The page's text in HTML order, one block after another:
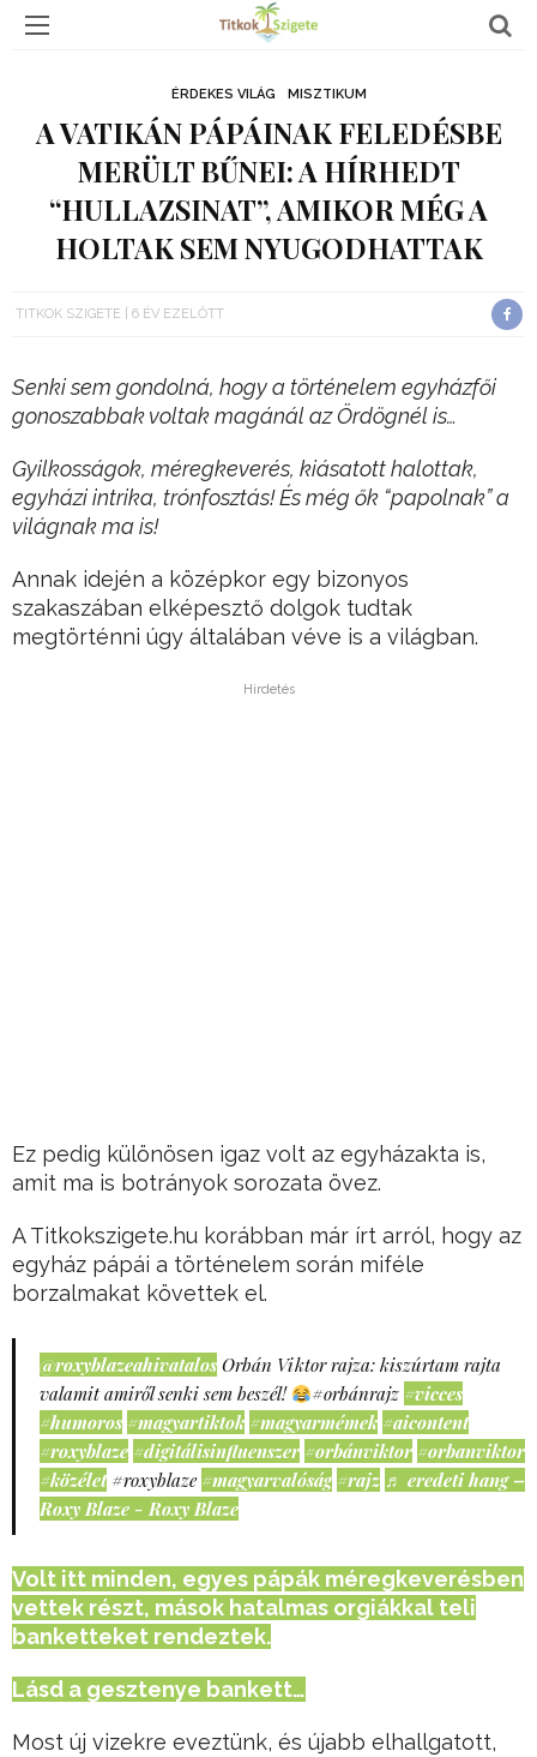
ÉRDEKES VILÁG MISZTIKUM
A VATIKÁN PÁPÁINAK FELEDÉSBE
MERÜLT BŰNEI: A HÍRHEDT
“HULLAZSINAT”, AMIKOR MÉG A
HOLTAK SEM NYUGODHATTAK
TITKOK SZIGETE 6 ÉV EZELŐTT
Senki sem gondolná, hogy a történelem egyházfői
gonoszabbak voltak magánál az Ördögnél is…
Gyilkosságok, méregkeverés, kiásatott halottak,
egyházi intrika, trónfosztás! És még ők “papolnak” a
világnak ma is!
Annak idején a középkor egy bizonyos
szakaszában elképesztő dolgok tudtak
megtörténni úgy általában véve is a világban.
Hirdetés
Ez pedig különösen igaz volt az egyházakta is,
amit ma is botrányok sorozata övez.
A Titkokszigete.hu korábban már írt arról, hogy az
egyház pápái a történelem során miféle
borzalmakat követtek el.
@roxyblazeahivatalos Orbán Viktor rajza: kiszúrtam rajta
valamit amiről senki sem beszél!
#orbánrajz #vicces
#humoros #magyartiktok #magyarmémek #aicontent
#roxyblaze #digitálisinfluenszer #orbánviktor #orbanviktor
#közélet #roxyblaze #magyarvalóság #rajz ♬ eredeti hang –
Roxy Blaze - Roxy Blaze
Volt itt minden, egyes pápák méregkeverésben
vettek részt, mások hatalmas orgiákkal teli
banketteket rendeztek.
Lásd a gesztenye bankett…
Most új vizekre eveztünk, és újabb elhallgatott,